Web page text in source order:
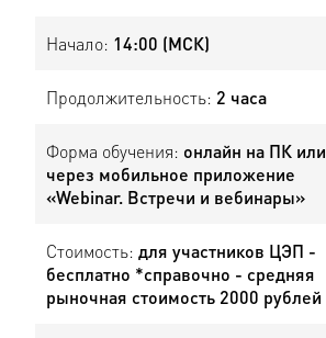
Начало: 14:00 (МСК)
Продолжительность: 2 часа
Форма обучения: онлайн на ПК или
через мобильное приложение
«Webinar. Встречи и вебинары»
Стоимость: для участников ЦЭП -
бесплатно *справочно - средняя
рыночная стоимость 2000 рублей